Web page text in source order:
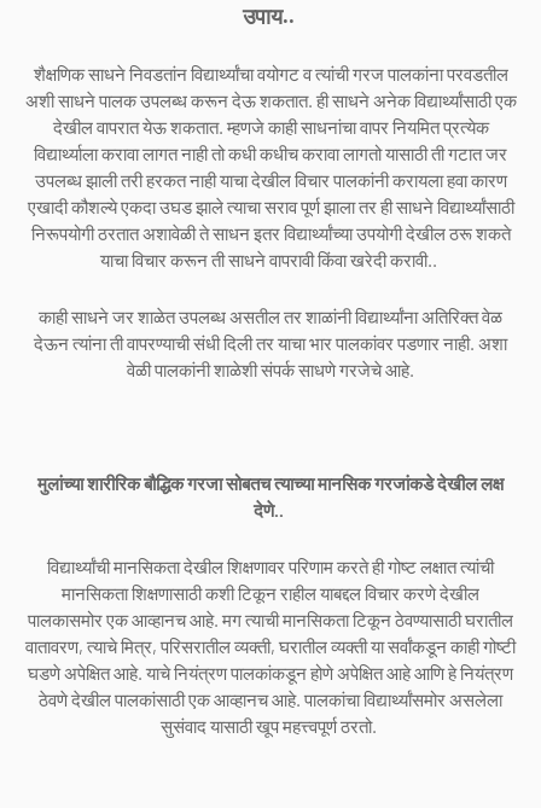
उपाय..
शैक्षणिक साधने निवडतांन विद्यार्थ्यांचा वयोगट व त्यांची गरज पालकांना परवडतील
अशी साधने पालक उपलब्ध करून देऊ शकतात. ही साधने अनेक विद्यार्थ्यांसाठी एक
देखील वापरात येऊ शकतात. म्हणजे काही साधनांचा वापर नियमित प्रत्येक
विद्यार्थ्याला करावा लागत नाही तो कधी कधीच करावा लागतो यासाठी ती गटात जर
उपलब्ध झाली तरी हरकत नाही याचा देखील विचार पालकांनी करायला हवा कारण
एखादी कौशल्ये एकदा उघड झाले त्याचा सराव पूर्ण झाला तर ही साधने विद्यार्थ्यांसाठी
निरूपयोगी ठरतात अशावेळी ते साधन इतर विद्यार्थ्यांच्या उपयोगी देखील ठरू शकते
याचा विचार करून ती साधने वापरावी किंवा खरेदी करावी..
काही साधने जर शाळेत उपलब्ध असतील तर शाळांनी विद्यार्थ्यांना अतिरिक्त वेळ
देऊन त्यांना ती वापरण्याची संधी दिली तर याचा भार पालकांवर पडणार नाही. अशा
वेळी पालकांनी शाळेशी संपर्क साधणे गरजेचे आहे.
मुलांच्या शारीरिक बौद्धिक गरजा सोबतच त्याच्या मानसिक गरजांकडे देखील लक्ष
देणे..
विद्यार्थ्यांची मानसिकता देखील शिक्षणावर परिणाम करते ही गोष्ट लक्षात त्यांची
मानसिकता शिक्षणासाठी कशी टिकून राहील याबद्दल विचार करणे देखील
पालकासमोर एक आव्हानच आहे. मग त्याची मानसिकता टिकून ठेवण्यासाठी घरातील
वातावरण, त्याचे मित्र, परिसरातील व्यक्ती, घरातील व्यक्ती या सर्वांकडून काही गोष्टी
घडणे अपेक्षित आहे. याचे नियंत्रण पालकांकडून होणे अपेक्षित आहे आणि हे नियंत्रण
ठेवणे देखील पालकांसाठी एक आव्हानच आहे. पालकांचा विद्यार्थ्यांसमोर असलेला
सुसंवाद यासाठी खूप महत्त्वपूर्ण ठरतो.